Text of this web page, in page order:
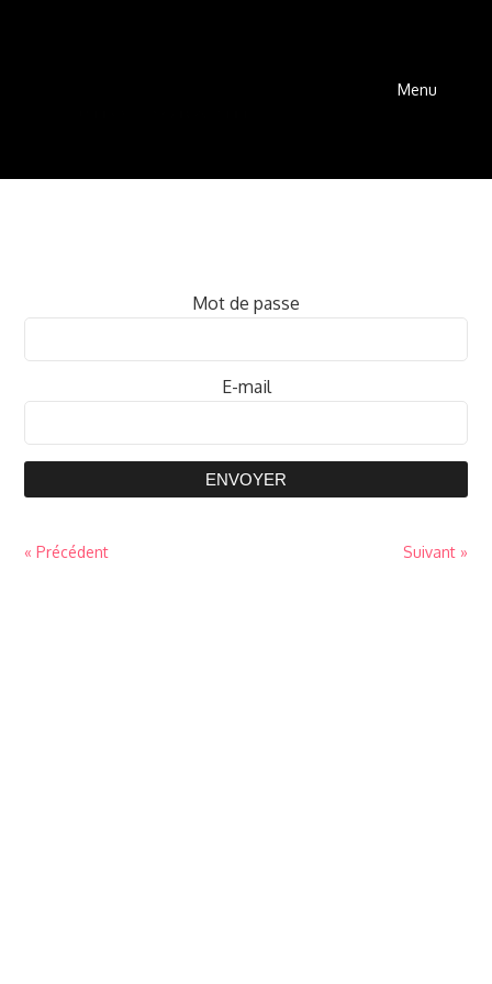
Menu
Mot de passe
E-mail
ENVOYER
« Précédent Suivant »